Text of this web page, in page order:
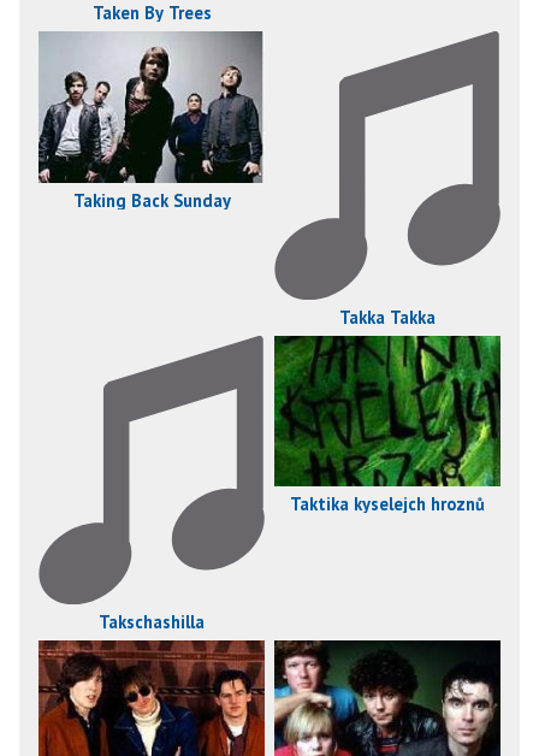
Taken By Trees
Taking Back Sunday
Takka Takka
Takschashilla
Taktika kyselejch hroznů